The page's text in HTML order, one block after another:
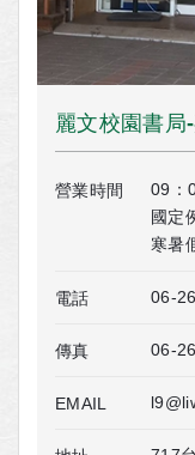
麗文校園書局
營業時間
09：
國定
寒暑
電話 06-
傳真 06-
EMAIL